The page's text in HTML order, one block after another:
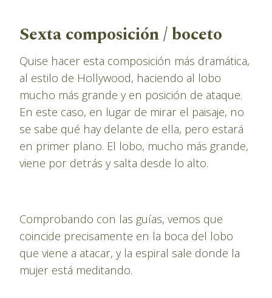
Sexta composición / boceto
Quise hacer esta composición más dramática,
al estilo de Hollywood, haciendo al lobo
mucho más grande y en posición de ataque.
En este caso, en lugar de mirar el paisaje, no
se sabe qué hay delante de ella, pero estará
en primer plano. El lobo, mucho más grande,
viene por detrás y salta desde lo alto.
Comprobando con las guías, vemos que
coincide precisamente en la boca del lobo
que viene a atacar, y la espiral sale donde la
mujer está meditando.